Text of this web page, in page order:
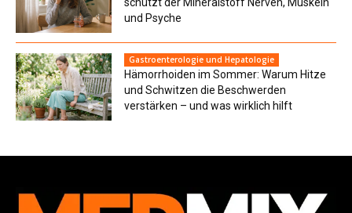
und Psyche
Gastroenterologie und Hepatologie
Hämorrhoiden im Sommer: Warum Hitze
und Schwitzen die Beschwerden
verstärken – und was wirklich hilft